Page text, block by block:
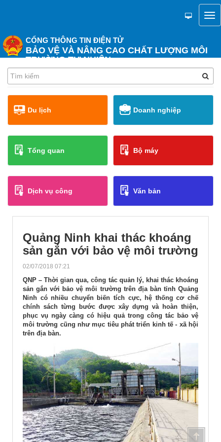
CỔNG THÔNG TIN ĐIỆN TỬ
BẢO VỆ VÀ NÂNG CAO CHẤT LƯỢNG MÔI
TRƯỜNG TỰ NHIÊN
Du lịch Doanh nghiệp
Tổng quan Bộ máy
Dịch vụ công Văn bản
Quảng Ninh khai thác khoáng
sản gắn với bảo vệ môi trường
02/07/2018 07:21
QNP – Thời gian qua,công tác quản lý, khai thác khoáng
sản gắn với bảo vệ môi trường trên địa bàn tỉnh Quảng
Ninh có nhiều chuyển biến tích cực, hệ thống cơ chế
chính sách từng bước được xây dựng và hoàn thiện,
phục vụ ngày càng có hiệu quả trong công tác bảo vệ
môi trường cũng như mục tiêu phát triển kinh tế - xã hội
trên địa bàn.